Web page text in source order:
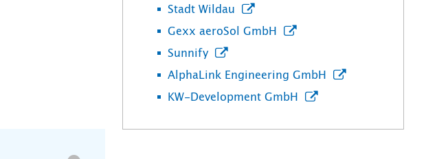
Stadt Wildau
Gexx aeroSol GmbH
Sunnify
AlphaLink Engineering GmbH
KW-Development GmbH